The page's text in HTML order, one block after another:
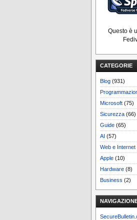
Questo è
CATEGORIE
Blog (931)
Microsoft (75)
Sicurezza (66)
Guide (65)
AI (57)
Web e Internet
Apple (10)
Hardware (8)
Business (2)